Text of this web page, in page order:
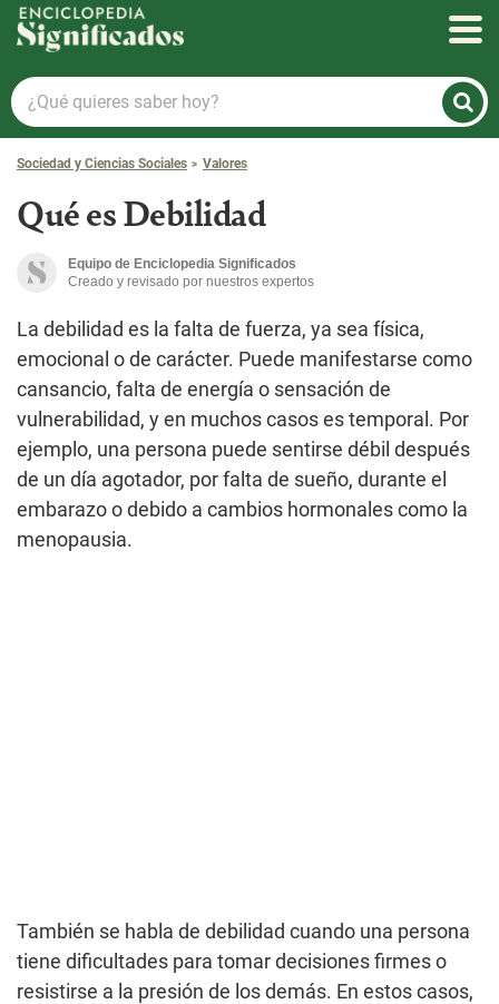
Enciclopedia Significados
¿Qué
quieres
saber
hoy?
Sociedad y Ciencias Sociales Valores
Qué es Debilidad
Equipo de Enciclopedia Significados
Creado y revisado por nuestros expertos
La debilidad es la falta de fuerza, ya sea física,
emocional o de carácter. Puede manifestarse como
cansancio, falta de energía o sensación de
vulnerabilidad, y en muchos casos es temporal. Por
ejemplo, una persona puede sentirse débil después
de un día agotador, por falta de sueño, durante el
embarazo o debido a cambios hormonales como la
menopausia.
También se habla de debilidad cuando una persona
tiene dificultades para tomar decisiones firmes o
resistirse a la presión de los demás. En estos casos,